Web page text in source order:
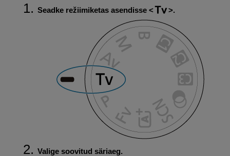
Seadke režiimiketas asendisse .
Valige soovitud säriaeg.